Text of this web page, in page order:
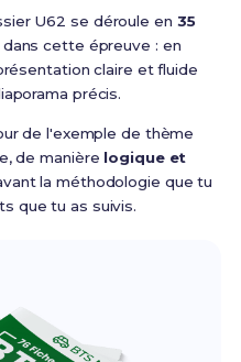
U62 se déroule en 35
cette épreuve : en
claire et fluide
précis.
de l'exemple de thème
de manière logique et
la méthodologie que tu
que tu as suivis.